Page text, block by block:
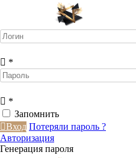
*
*
Запомнить
Вход Потеряли пароль ?
Авторизация
Генерация пароля